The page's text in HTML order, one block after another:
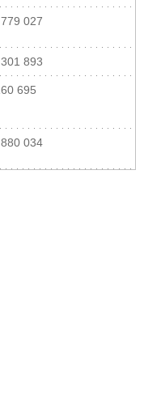
027
893
695
034